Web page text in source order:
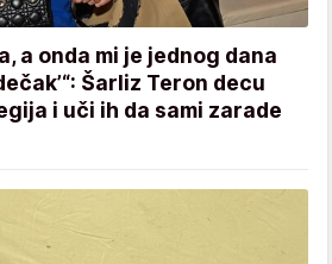
a onda mi je jednog dana
Šarliz Teron decu
i uči ih da sami zarade